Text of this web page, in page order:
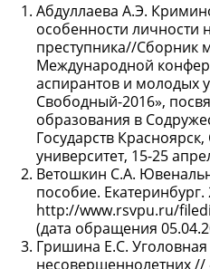
Абдуллаева А.Э.
особенности личности
преступника//Сборник
Международной
аспирантов и молодых
Свободный-2016»,
образования в
Государств
университет, 15-25
Ветошкин С.А.
пособие. Екатеринбург.
http://www.rsvpu.ru/
(дата обращения
Гришина Е.С.
несовершеннолетних //